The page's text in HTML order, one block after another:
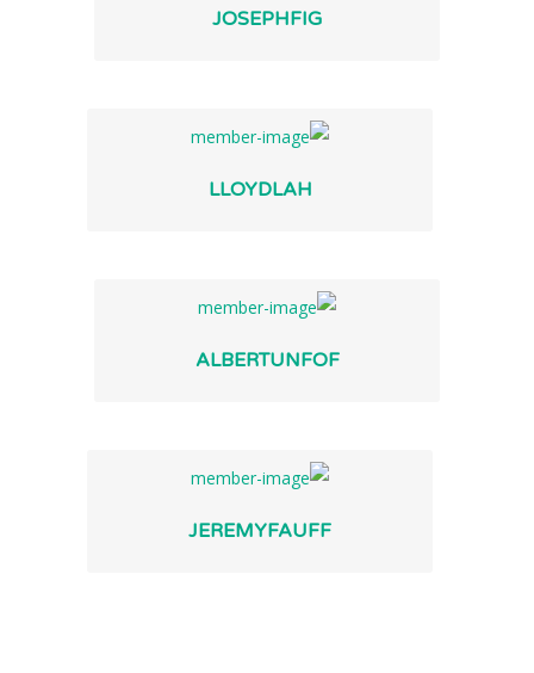
JOSEPHFIG
LLOYDLAH
ALBERTUNFOF
JEREMYFAUFF